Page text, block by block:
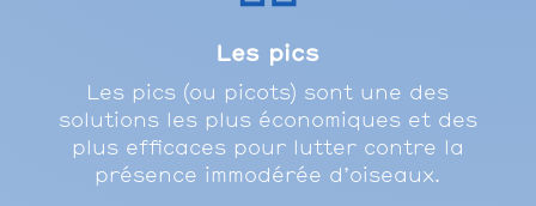
Les pics
Les pics (ou picots) sont une des
solutions les plus économiques et des
plus efficaces pour lutter contre la
présence immodérée d’oiseaux.